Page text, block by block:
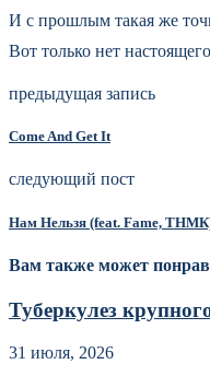
И с прошлым такая же
Вот только нет
предыдущая запись
Come And Get It
следующий пост
Нам Нельзя (feat. Fame,
Вам также может
Туберкулез
31 июля, 2026